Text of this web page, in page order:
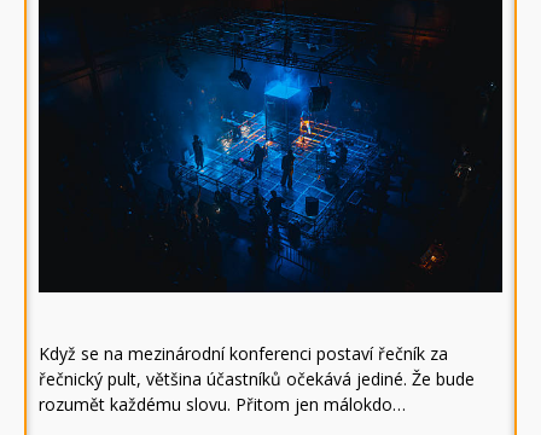
Když se na mezinárodní konferenci postaví řečník za
řečnický pult, většina účastníků očekává jediné. Že bude
rozumět každému slovu. Přitom jen málokdo…